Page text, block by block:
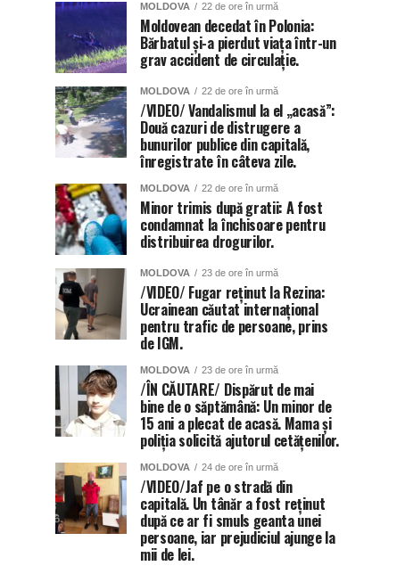
MOLDOVA 22 de ore în urmă
Moldovean decedat în Polonia:
Bărbatul și-a pierdut viața într-un
grav accident de circulație.
MOLDOVA 22 de ore în urmă
/VIDEO/ Vandalismul la el „acasă”:
Două cazuri de distrugere a
bunurilor publice din capitală,
înregistrate în câteva zile.
MOLDOVA 22 de ore în urmă
Minor trimis după gratii: A fost
condamnat la închisoare pentru
distribuirea drogurilor.
MOLDOVA 23 de ore în urmă
/VIDEO/ Fugar reținut la Rezina:
Ucrainean căutat internațional
pentru trafic de persoane, prins
de IGM.
MOLDOVA 23 de ore în urmă
/ÎN CĂUTARE/ Dispărut de mai
bine de o săptămână: Un minor de
15 ani a plecat de acasă. Mama și
poliția solicită ajutorul cetățenilor.
MOLDOVA 24 de ore în urmă
/VIDEO/Jaf pe o stradă din
capitală. Un tânăr a fost reținut
după ce ar fi smuls geanta unei
persoane, iar prejudiciul ajunge la
mii de lei.